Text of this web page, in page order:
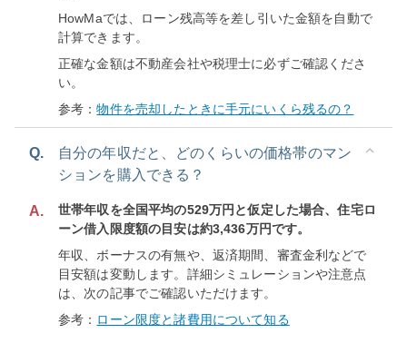
HowMaでは、ローン残高等を差し引いた金額を自動で
計算できます。
正確な金額は不動産会社や税理士に必ずご確認くださ
い。
参考：物件を売却したときに手元にいくら残るの？
Q.
自分の年収だと、どのくらいの価格帯のマン
ションを購入できる？
A.
世帯年収を全国平均の529万円と仮定した場合、住宅ロ
ーン借入限度額の目安は約3,436万円です。
年収、ボーナスの有無や、返済期間、審査金利などで
目安額は変動します。詳細シミュレーションや注意点
は、次の記事でご確認いただけます。
参考： ローン限度と諸費用について知る